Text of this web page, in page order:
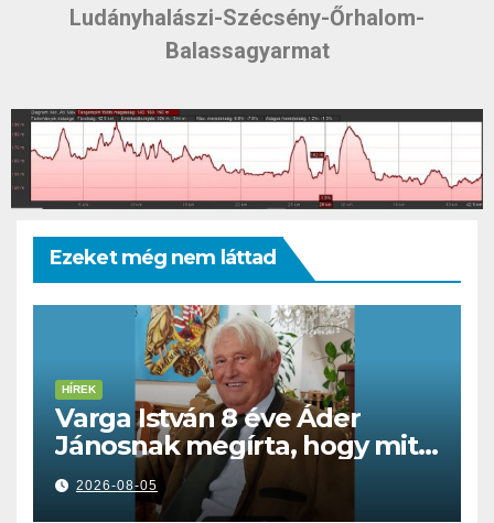
Ludányhalászi-Szécsény-Őrhalom-
Balassagyarmat
Ezeket még nem láttad
HÍREK
Varga István 8 éve Áder
Jánosnak megírta, hogy mit
kell tennünk a Dunával
2026-08-05